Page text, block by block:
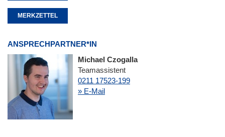
MERKZETTEL
ANSPRECHPARTNER*IN
Michael Czogalla
Teamassistent
0211 17523-199
» E-Mail